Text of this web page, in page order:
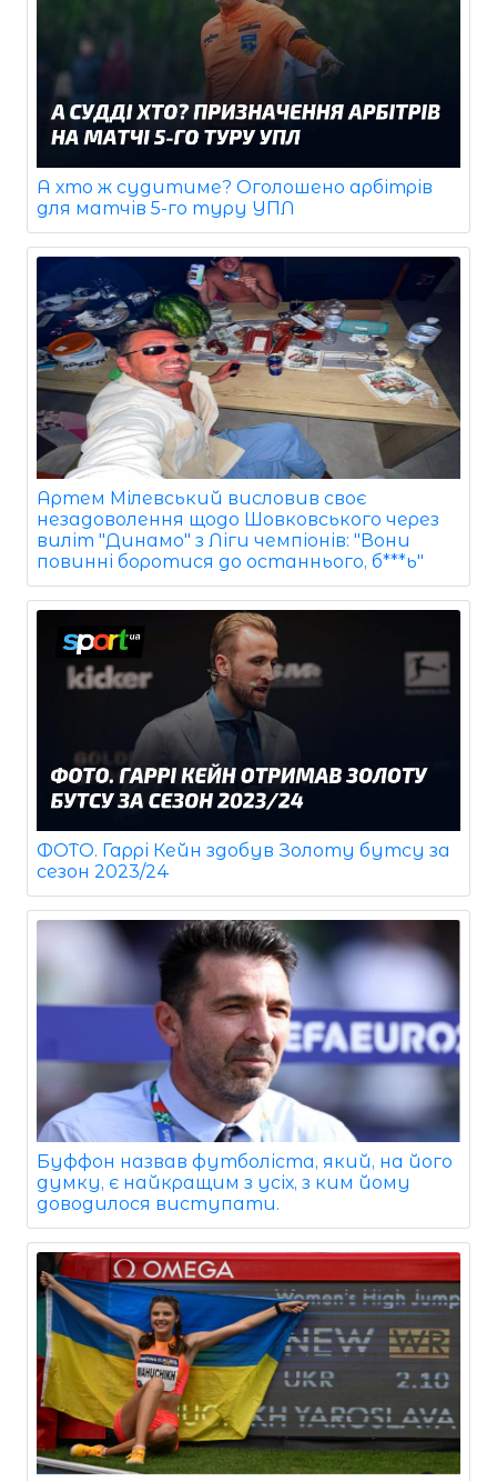
А хто ж судитиме? Оголошено арбітрів
для матчів 5-го туру УПЛ
Артем Мілевський висловив своє
незадоволення щодо Шовковського через
виліт "Динамо" з Ліги чемпіонів: "Вони
повинні боротися до останнього, б***ь"
ФОТО. Гаррі Кейн здобув Золоту бутсу за
сезон 2023/24
Буффон назвав футболіста, який, на його
думку, є найкращим з усіх, з ким йому
доводилося виступати.